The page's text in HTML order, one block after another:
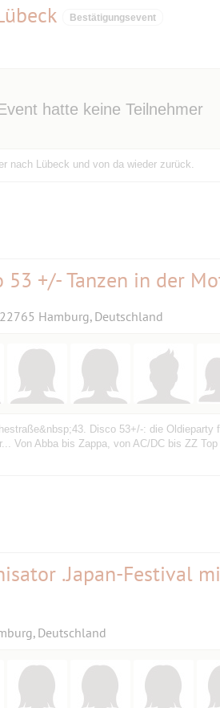
Bestätigungsevent
hatte keine Teilnehmer
nach Lübeck und von da wieder zurück.
+/- Tanzen in der
Hamburg, Deutschland
Disco 53+/-: die
Von Abba bis Zappa, von AC/DC bis ZZ
.Japan-Festival
Deutschland